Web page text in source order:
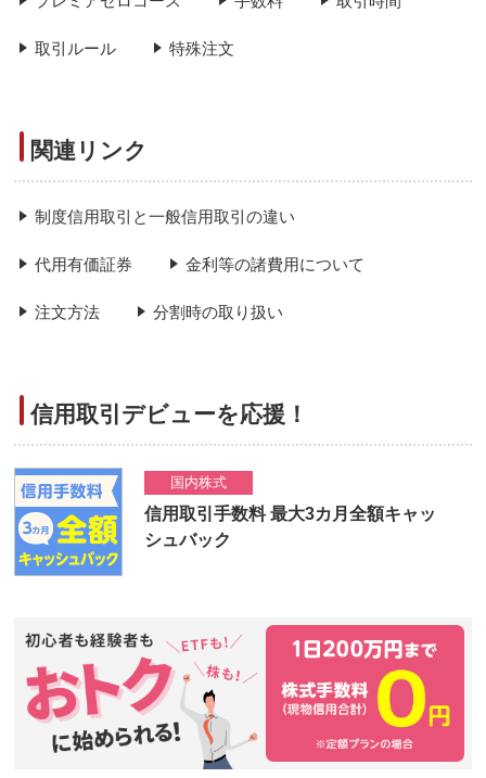
取引ルール 特殊注文
関連リンク
制度信用取引と一般信用取引の違い
代用有価証券 金利等の諸費用について
注文方法 分割時の取り扱い
信用取引デビューを応援！
国内株式
信用取引手数料 最大3カ月全額キャッ
シュバック